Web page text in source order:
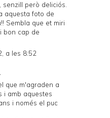
senzill però deliciós.
aquesta foto de
Sembla que et miri
bon cap de
a les 8:52
que m'agraden a
i amb aquestes
i només el puc